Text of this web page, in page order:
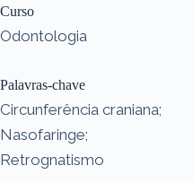
Curso
Odontologia
Palavras-chave
Circunferência craniana;
Nasofaringe;
Retrognatismo